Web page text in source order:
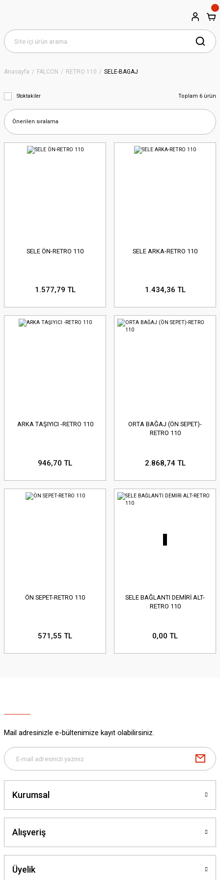
Anasayfa FALCON RETRO 110 SELE-BAGAJ
Stoktakiler Toplam 6 ürün
SELE ÖN-RETRO 110
1.577,79 TL
SELE ARKA-RETRO 110
1.434,36 TL
ARKA TAŞIYICI -RETRO 110
946,70 TL
ORTA BAĞAJ (ÖN SEPET)-
RETRO 110
2.868,74 TL
ÖN SEPET-RETRO 110
571,55 TL
SELE BAĞLANTI DEMİRİ ALT-
RETRO 110
0,00 TL
Mail adresinizle e-bültenimize kayıt olabilirsiniz.
Kurumsal
Alışveriş
Üyelik